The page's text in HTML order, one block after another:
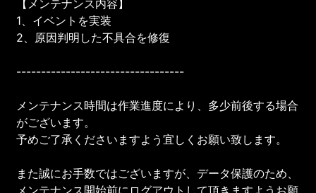
【メンテナンス内容】
1、イベントを実装
2、原因判明した不具合を修復
----------------------------------
メンテナンス時間は作業進度により、多少前後する場合
がございます。
予めご了承くださいますよう宜しくお願い致します。
また誠にお手数ではございますが、データ保護のため、
メンテナンス開始前にログアウトして頂きますようお願